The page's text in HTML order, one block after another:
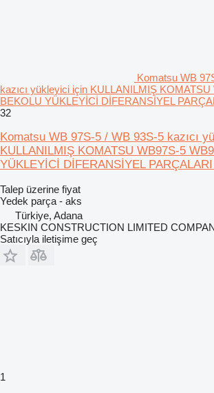
Komatsu WB
kazıcı yükleyici için KULLANILMIŞ
BEKOLU YÜKLEYİCİ DİFERANSİYEL
32
Komatsu WB 97S-5 / WB 93S-5 kazıcı
KULLANILMIŞ KOMATSU WB97S-5
YÜKLEYİCİ DİFERANSİYEL
Talep üzerine fiyat
Yedek parça - aks
Türkiye, Adana
KESKIN CONSTRUCTION LIMITED
Satıcıyla iletişime geç
1